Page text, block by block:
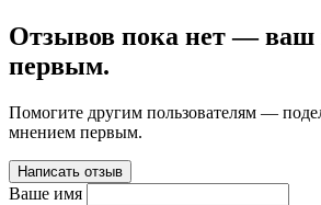
Отзывов пока нет — ваш
первым.
Помогите другим пользователям —
мнением первым.
Написать отзыв
Ваше имя